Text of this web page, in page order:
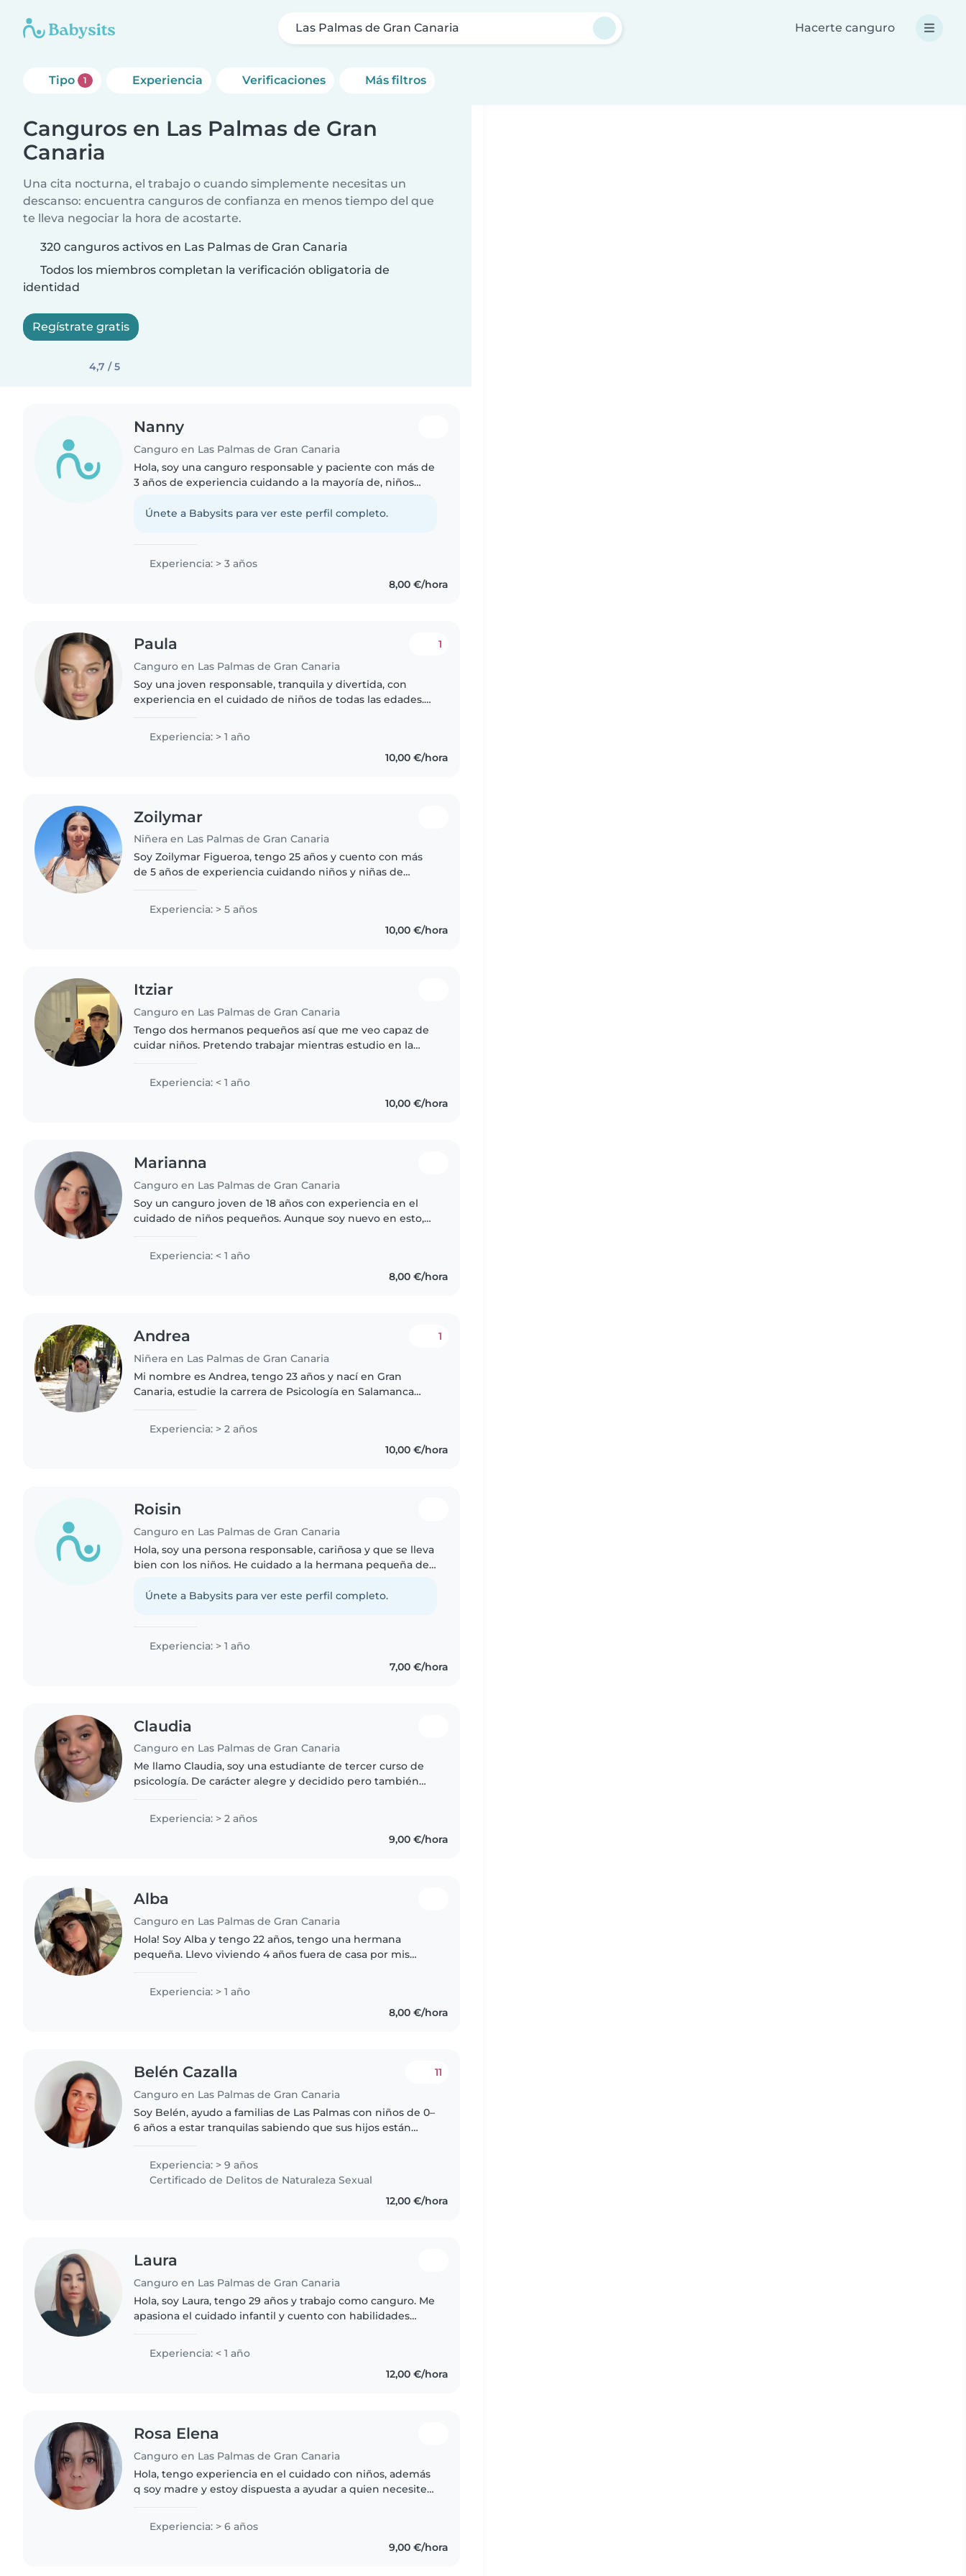
Las Palmas de Gran Canaria Hacerte canguro
Tipo 1 Experiencia Verificaciones Más filtros
Canguros en Las Palmas de Gran
Canaria
Una cita nocturna, el trabajo o cuando simplemente necesitas un
descanso: encuentra canguros de confianza en menos tiempo del que
te lleva negociar la hora de acostarte.
320 canguros activos en Las Palmas de Gran Canaria
Todos los miembros completan la verificación obligatoria de
identidad
Regístrate gratis
4,7 / 5
Nanny
Canguro en Las Palmas de Gran Canaria
Hola, soy una canguro responsable y paciente con más de
3 años de experiencia cuidando a la mayoría de, niños
leerles, hacer música..
Únete a Babysits para ver este perfil completo.
Experiencia: > 3 años
8,00 €/hora
Paula
Canguro en Las Palmas de Gran Canaria
1
Soy una joven responsable, tranquila y divertida, con
experiencia en el cuidado de niños de todas las edades.
Experiencia: > 1 año
10,00 €/hora
Zoilymar
Niñera en Las Palmas de Gran Canaria
Soy Zoilymar Figueroa, tengo 25 años y cuento con más
de 5 años de experiencia cuidando niños y niñas de
responsable, cariñosa,..
Experiencia: > 5 años
10,00 €/hora
Itziar
Canguro en Las Palmas de Gran Canaria
Tengo dos hermanos pequeños así que me veo capaz de
cuidar niños. Pretendo trabajar mientras estudio en la
Erasmus. Obviamente..
Experiencia: < 1 año
10,00 €/hora
Marianna
Canguro en Las Palmas de Gran Canaria
Soy un canguro joven de 18 años con experiencia en el
cuidado de niños pequeños. Aunque soy nuevo en esto,
encanta hacer manualidades..
Experiencia: < 1 año
8,00 €/hora
Andrea
Niñera en Las Palmas de Gran Canaria
1
Mi nombre es Andrea, tengo 23 años y nací en Gran
Canaria, estudie la carrera de Psicología en Salamanca
acompañar a mi familia..
Experiencia: > 2 años
10,00 €/hora
Roisin
Canguro en Las Palmas de Gran Canaria
Hola, soy una persona responsable, cariñosa y que se lleva
bien con los niños. He cuidado a la hermana pequeña de
día. También..
Únete a Babysits para ver este perfil completo.
Experiencia: > 1 año
7,00 €/hora
Claudia
Canguro en Las Palmas de Gran Canaria
Me llamo Claudia, soy una estudiante de tercer curso de
psicología. De carácter alegre y decidido pero también
artes y viajar...
Experiencia: > 2 años
9,00 €/hora
Alba
Canguro en Las Palmas de Gran Canaria
Hola! Soy Alba y tengo 22 años, tengo una hermana
pequeña. Llevo viviendo 4 años fuera de casa por mis
llevo las tareas de casa..
Experiencia: > 1 año
8,00 €/hora
Belén Cazalla
Canguro en Las Palmas de Gran Canaria
11
Soy Belén, ayudo a familias de Las Palmas con niños de 0–
6 años a estar tranquilas sabiendo que sus hijos están
seguridad ni..
Experiencia: > 9 años
Certificado de Delitos de Naturaleza Sexual
12,00 €/hora
Laura
Canguro en Las Palmas de Gran Canaria
Hola, soy Laura, tengo 29 años y trabajo como canguro. Me
apasiona el cuidado infantil y cuento con habilidades
necesidades. Soy paciente,..
Experiencia: < 1 año
12,00 €/hora
Rosa Elena
Canguro en Las Palmas de Gran Canaria
Hola, tengo experiencia en el cuidado con niños, además
q soy madre y estoy dispuesta a ayudar a quien necesite
Experiencia: > 6 años
9,00 €/hora